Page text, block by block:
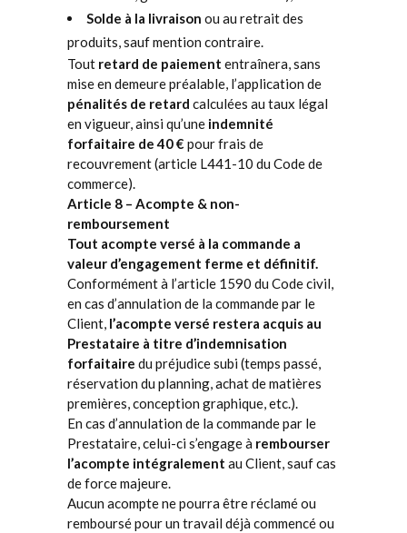
Solde à la livraison ou au retrait des
produits, sauf mention contraire.
Tout retard de paiement entraînera, sans
mise en demeure préalable, l’application de
pénalités de retard calculées au taux légal
en vigueur, ainsi qu’une indemnité
forfaitaire de 40 € pour frais de
recouvrement (article L441-10 du Code de
commerce).
Article 8 – Acompte & non-
remboursement
Tout acompte versé à la commande a
valeur d’engagement ferme et définitif.
Conformément à l’article 1590 du Code civil,
en cas d’annulation de la commande par le
Client, l’acompte versé restera acquis au
Prestataire à titre d’indemnisation
forfaitaire du préjudice subi (temps passé,
réservation du planning, achat de matières
premières, conception graphique, etc.).
En cas d’annulation de la commande par le
Prestataire, celui-ci s’engage à rembourser
l’acompte intégralement au Client, sauf cas
de force majeure.
Aucun acompte ne pourra être réclamé ou
remboursé pour un travail déjà commencé ou